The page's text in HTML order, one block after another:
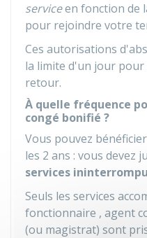
serviceen fonction de
pour rejoindre votre
Ces autorisations
la limite d'un jour
retour.
À quelle fréquence
congé bonifié ?
Vous pouvez
les 2 ans : vous devez
services
Seuls les services
fonctionnaire , agent
(ou magistrat) sont